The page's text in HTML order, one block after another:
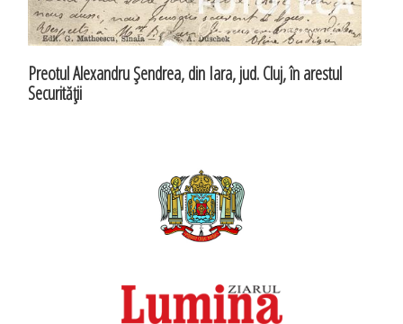
Preotul Alexandru Şendrea, din Iara, jud. Cluj, în arestul
Securităţii